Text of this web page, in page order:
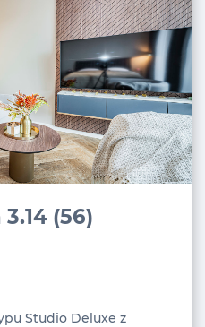
(56)
Studio Deluxe z